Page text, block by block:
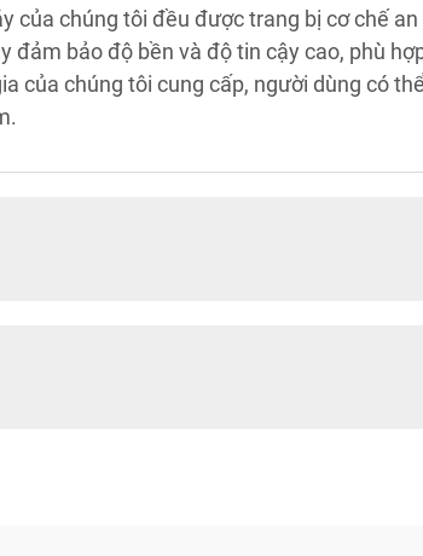
của chúng tôi đều được trang bị cơ chế
bảo độ bền và độ tin cậy cao, phù
của chúng tôi cung cấp, người dùng có